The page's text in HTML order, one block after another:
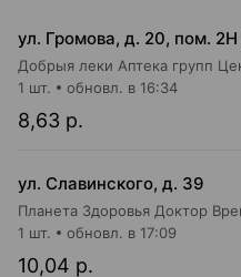
ул. Громова, д. 20, пом.
8,63 р.
1 шт. обновл. в 16:34
ул. Славинского, д. 39
10,04 р.
1 шт. обновл. в 17:09